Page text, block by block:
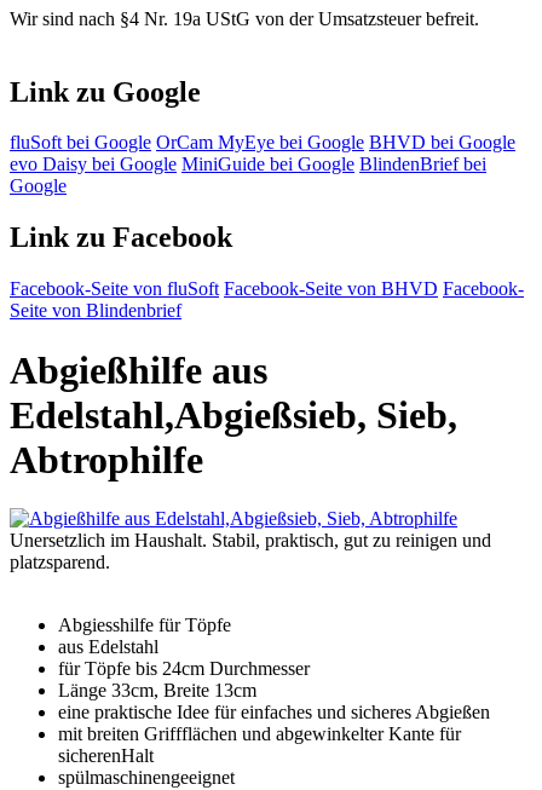
Wir sind nach §4 Nr. 19a UStG von der Umsatzsteuer befreit.
Link zu Google
fluSoft bei Google OrCam MyEye bei Google BHVD bei Google
evo Daisy bei Google MiniGuide bei Google BlindenBrief bei
Google
Link zu Facebook
Facebook-Seite von fluSoft Facebook-Seite von BHVD Facebook-
Seite von Blindenbrief
Abgießhilfe aus
Edelstahl,Abgießsieb, Sieb,
Abtrophilfe
Unersetzlich im Haushalt. Stabil, praktisch, gut zu reinigen und
platzsparend.
Abgiesshilfe für Töpfe
aus Edelstahl
für Töpfe bis 24cm Durchmesser
Länge 33cm, Breite 13cm
eine praktische Idee für einfaches und sicheres Abgießen
mit breiten Griffflächen und abgewinkelter Kante für
sicherenHalt
spülmaschinengeeignet